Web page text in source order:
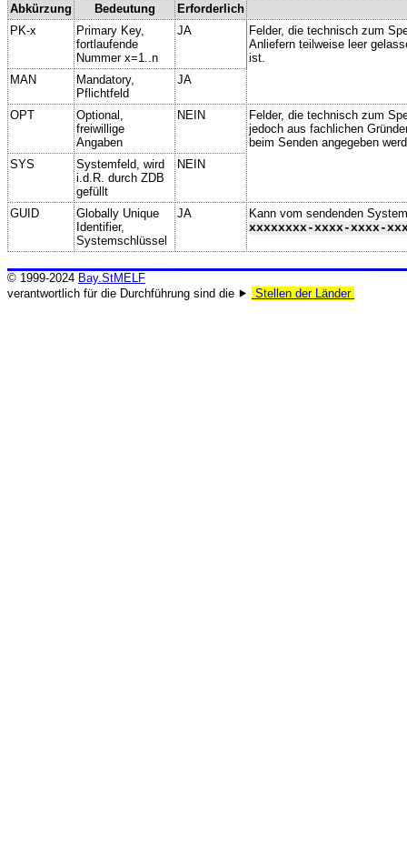
Abkürzung Bedeutung
Erforderlich
PK-x
Primary Key,
fortlaufende
Nummer x=1..n
JA
Felder, die technisch zum
Anliefern teilweise leer
ist.
MAN
Mandatory,
Pflichtfeld
JA
OPT
Optional,
freiwillige
Angaben
NEIN
Felder, die technisch zum
jedoch aus fachlichen
beim Senden angegeben
SYS
Systemfeld, wird
i.d.R. durch ZDB
gefüllt
NEIN
GUID
Globally Unique
Identifier,
Systemschlüssel
JA
Kann vom sendenden
xxxxxxxx-xxxx-xxxx-
© 1999-2024 Bay.StMELF
verantwortlich für die Durchführung sind die ⯈
Stellen der Länder